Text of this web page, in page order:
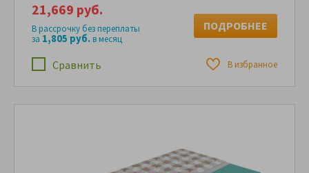
Сравнить В избранное
21,669 руб.
В рассрочку без переплаты
за 1,805 руб.в месяц
ПОДРОБНЕЕ